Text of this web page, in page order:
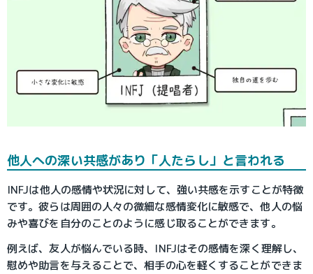
他人への深い共感があり「人たらし」と言われる
INFJは他人の感情や状況に対して、強い共感を示すことが特徴
です。彼らは周囲の人々の微細な感情変化に敏感で、他人の悩
みや喜びを自分のことのように感じ取ることができます。
例えば、友人が悩んでいる時、INFJはその感情を深く理解し、
慰めや助言を与えることで、相手の心を軽くすることができま